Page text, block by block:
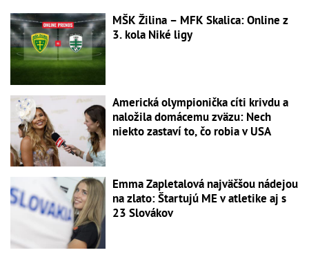
MŠK Žilina – MFK Skalica: Online z
3. kola Niké ligy
Americká olympionička cíti krivdu a
naložila domácemu zväzu: Nech
niekto zastaví to, čo robia v USA
Emma Zapletalová najväčšou nádejou
na zlato: Štartujú ME v atletike aj s
23 Slovákov